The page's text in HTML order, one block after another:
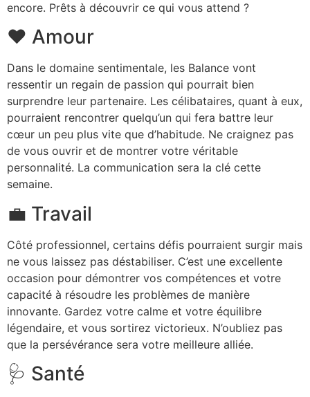
encore. Prêts à découvrir ce qui vous attend ?
❤️ Amour
Dans le domaine sentimentale, les Balance vont
ressentir un regain de passion qui pourrait bien
surprendre leur partenaire. Les célibataires, quant à eux,
pourraient rencontrer quelqu’un qui fera battre leur
cœur un peu plus vite que d’habitude. Ne craignez pas
de vous ouvrir et de montrer votre véritable
personnalité. La communication sera la clé cette
semaine.
💼 Travail
Côté professionnel, certains défis pourraient surgir mais
ne vous laissez pas déstabiliser. C’est une excellente
occasion pour démontrer vos compétences et votre
capacité à résoudre les problèmes de manière
innovante. Gardez votre calme et votre équilibre
légendaire, et vous sortirez victorieux. N’oubliez pas
que la persévérance sera votre meilleure alliée.
🩺 Santé